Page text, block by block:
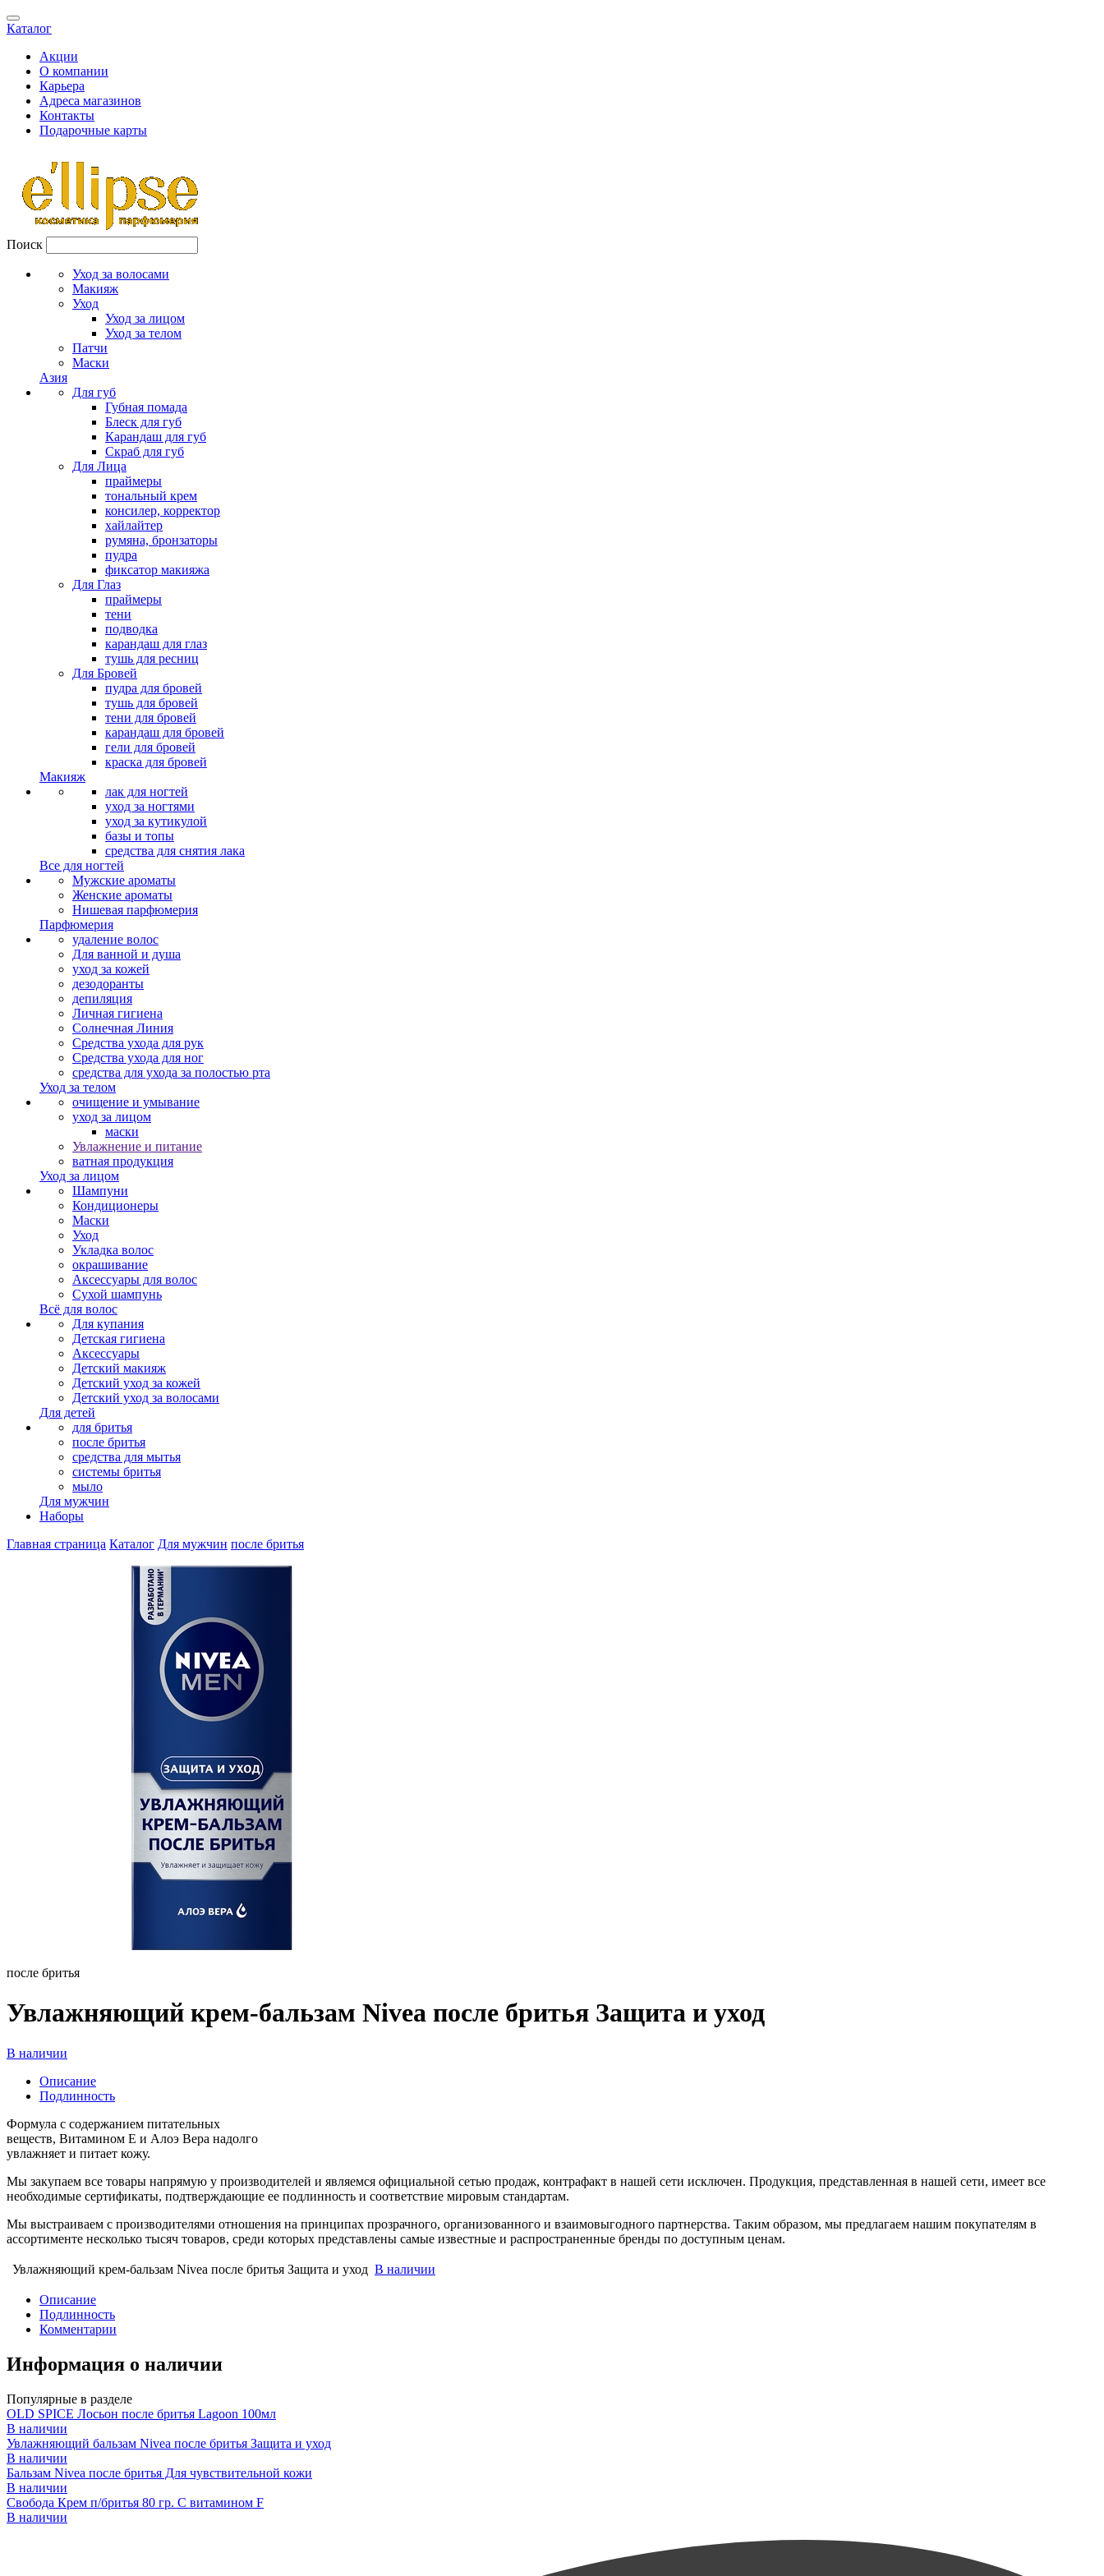
Каталог
Акции
О компании
Карьера
Адреса магазинов
Контакты
Подарочные карты
Поиск
Уход за волосами
Макияж
Уход
Уход за лицом
Уход за телом
Патчи
Маски
Азия
Для губ
Губная помада
Блеск для губ
Карандаш для губ
Скраб для губ
Для Лица
праймеры
тональный крем
консилер, корректор
хайлайтер
румяна, бронзаторы
пудра
фиксатор макияжа
Для Глаз
праймеры
тени
подводка
карандаш для глаз
тушь для ресниц
Для Бровей
пудра для бровей
тушь для бровей
тени для бровей
карандаш для бровей
гели для бровей
краска для бровей
Макияж
лак для ногтей
уход за ногтями
уход за кутикулой
базы и топы
средства для снятия лака
Все для ногтей
Мужские ароматы
Женские ароматы
Нишевая парфюмерия
Парфюмерия
удаление волос
Для ванной и душа
уход за кожей
дезодоранты
депиляция
Личная гигиена
Солнечная Линия
Средства ухода для рук
Средства ухода для ног
средства для ухода за полостью рта
Уход за телом
очищение и умывание
уход за лицом
маски
Увлажнение и питание
ватная продукция
Уход за лицом
Шампуни
Кондиционеры
Маски
Уход
Укладка волос
окрашивание
Аксессуары для волос
Сухой шампунь
Всё для волос
Для купания
Детская гигиена
Аксессуары
Детский макияж
Детский уход за кожей
Детский уход за волосами
Для детей
для бритья
после бритья
средства для мытья
системы бритья
мыло
Для мужчин
Наборы
Главная страница Каталог Для мужчин после бритья
после бритья
Увлажняющий крем-бальзам Nivea после бритья Защита и уход
В наличии
Описание
Подлинность
Формула c содержанием питательных
веществ, Витамином Е и Алоэ Вера надолго
увлажняет и питает кожу.
Мы закупаем все товары напрямую у производителей и являемся официальной сетью продаж, контрафакт в нашей сети исключен. Продукция, представленная в нашей сети, имеет все
необходимые сертификаты, подтверждающие ее подлинность и соответствие мировым стандартам.
Мы выстраиваем с производителями отношения на принципах прозрачного, организованного и взаимовыгодного партнерства. Таким образом, мы предлагаем нашим покупателям в
ассортименте несколько тысяч товаров, среди которых представлены самые известные и распространенные бренды по доступным ценам.
Увлажняющий крем-бальзам Nivea после бритья Защита и уход В наличии
Описание
Подлинность
Комментарии
Информация о наличии
Популярные в разделе
OLD SPICE Лосьон после бритья Lagoon 100мл
В наличии
Увлажняющий бальзам Nivea после бритья Защита и уход
В наличии
Бальзам Nivea после бритья Для чувствительной кожи
В наличии
Свобода Крем п/бритья 80 гр. С витамином F
В наличии